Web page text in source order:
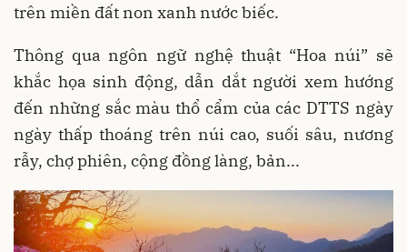
trên miền đất non xanh nước biếc.
Thông qua ngôn ngữ nghệ thuật “Hoa núi” sẽ
khắc họa sinh động, dẫn dắt người xem hướng
đến những sắc màu thổ cẩm của các DTTS ngày
ngày thấp thoáng trên núi cao, suối sâu, nương
rẫy, chợ phiên, cộng đồng làng, bản...